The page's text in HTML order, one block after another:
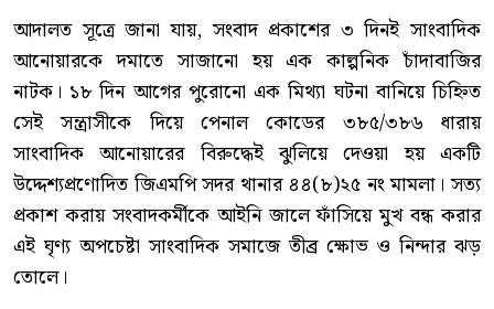
আদালত সূত্রে জানা যায়, সংবাদ প্রকাশের ৩ দিনই সাংবাদিক
আনোয়ারকে দমাতে সাজানো হয় এক কাল্পনিক চাঁদাবাজির
নাটক। ১৮ দিন আগের পুরোনো এক মিথ্যা ঘটনা বানিয়ে চিহ্নিত
সেই সন্ত্রাসীকে দিয়ে পেনাল কোডের ৩৮৫/৩৮৬ ধারায়
সাংবাদিক আনোয়ারের বিরুদ্ধেই ঝুলিয়ে দেওয়া হয় একটি
উদ্দেশ্যপ্রণোদিত জিএমপি সদর থানার ৪৪(৮)২৫ নং মামলা। সত্য
প্রকাশ করায় সংবাদকর্মীকে আইনি জালে ফাঁসিয়ে মুখ বন্ধ করার
এই ঘৃণ্য অপচেষ্টা সাংবাদিক সমাজে তীব্র ক্ষোভ ও নিন্দার ঝড়
তোলে।